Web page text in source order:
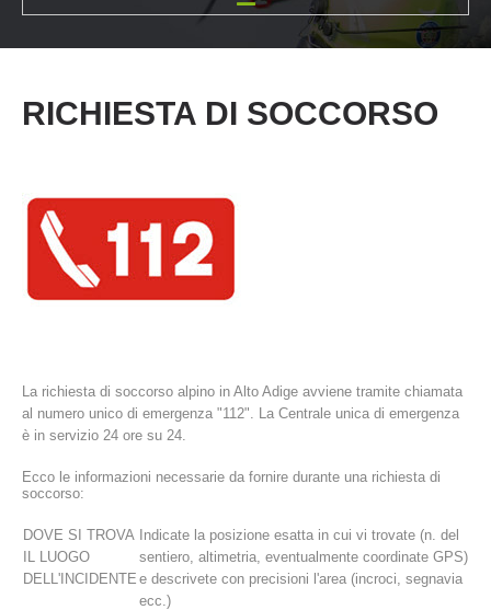
La storia
RICHIESTA DI SOCCORSO
La richiesta di soccorso alpino in Alto Adige avviene tramite chiamata
al numero unico di emergenza "112". La Centrale unica di emergenza
è in servizio 24 ore su 24.
Ecco le informazioni necessarie da fornire durante una richiesta di
soccorso:
DOVE SI TROVA
IL LUOGO
DELL'INCIDENTE
Indicate la posizione esatta in cui vi trovate (n. del
sentiero, altimetria, eventualmente coordinate GPS)
e descrivete con precisioni l'area (incroci, segnavia
ecc.)